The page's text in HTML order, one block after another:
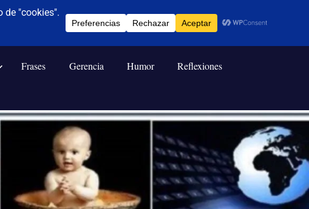
Frases Gerencia Humor Reflexiones